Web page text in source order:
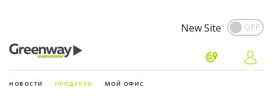
New Site
НОВОСТИ ПРОДУКТЫ МОЙ ОФИС